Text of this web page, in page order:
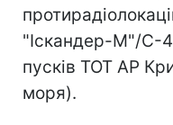
"Іскандер-М"/С-
пусків ТОТ АР
моря).